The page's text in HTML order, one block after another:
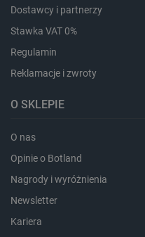
Dostawcy i partnerzy
Stawka VAT 0%
Regulamin
Reklamacje i zwroty
O SKLEPIE
O nas
Opinie o Botland
Nagrody i wyróżnienia
Newsletter
Kariera
critData